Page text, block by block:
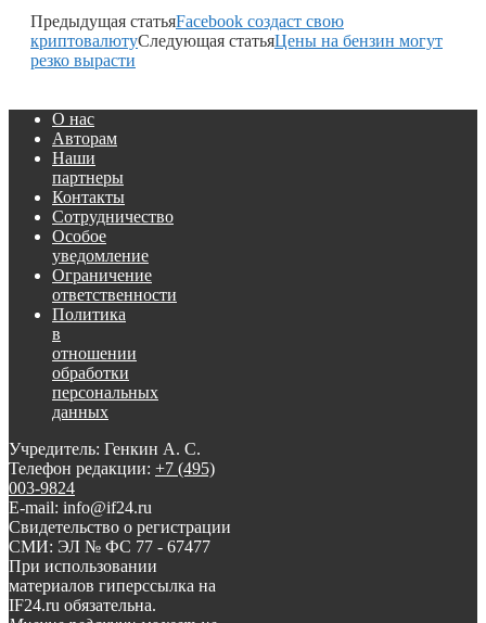
Предыдущая статьяFacebook создаст свою
криптовалютуСледующая статьяЦены на бензин могут
резко вырасти
О нас
Авторам
Наши
партнеры
Контакты
Сотрудничество
Особое
уведомление
Ограничение
ответственности
Политика
в
отношении
обработки
персональных
данных
Учредитель: Генкин А. С.
Телефон редакции: +7 (495)
003-9824
E-mail: info@if24.ru
Свидетельство о регистрации
СМИ: ЭЛ № ФС 77 - 67477
При использовании
материалов гиперссылка на
IF24.ru обязательна.